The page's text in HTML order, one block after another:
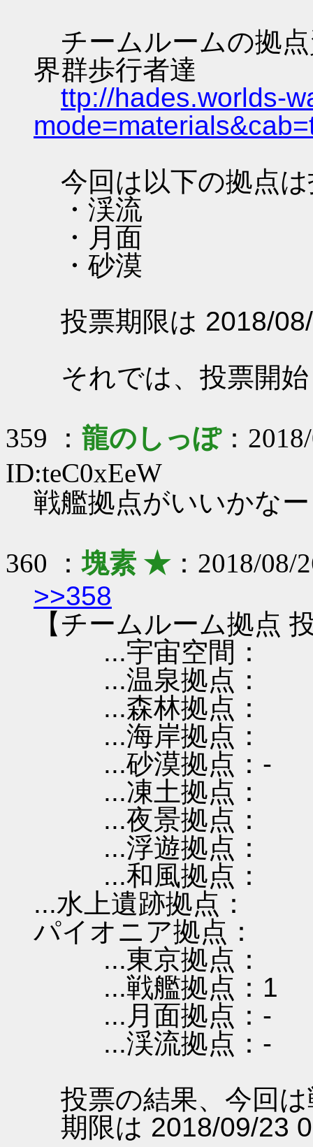
チームルームの拠
界群歩行者達
ttp://hades.worlds-
今回は以下の拠点
・渓流
・月面
・砂漠
投票期限は 2018/
それでは、投票開
359 ： 龍のしっぽ：
ID:teC0xEeW
戦艦拠点がいいかなー
360 ：塊素 ★：2018/08/
>>358
【チームルーム拠点
...宇宙空間：
...温泉拠点：
...森林拠点：
...海岸拠点：
...砂漠拠点：-
...凍土拠点：
...夜景拠点：
...浮遊拠点：
...和風拠点：
...水上遺跡拠点：
パイオニア拠点：
...東京拠点：
...戦艦拠点：1
...月面拠点：-
...渓流拠点：-
投票の結果、今回
期限は 2018/09/23